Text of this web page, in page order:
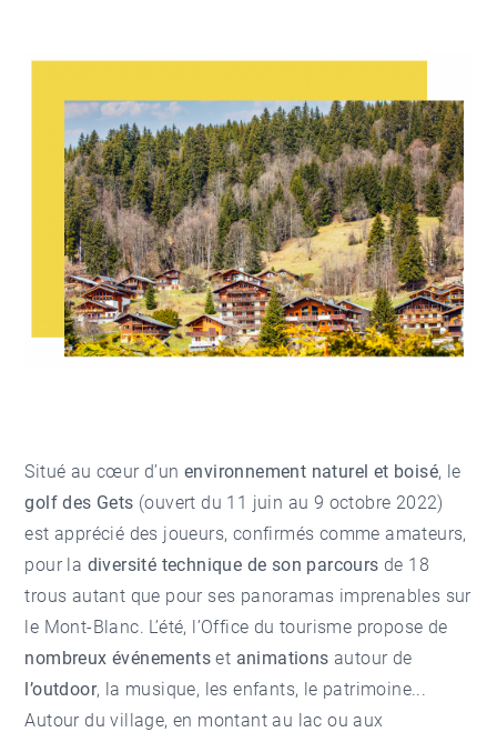
Situé au cœur d’unenvironnement naturel et boisé, le
golf des Gets (ouvert du 11 juin au 9 octobre 2022)
est apprécié des joueurs, confirmés comme amateurs,
pour la diversité technique de son parcours de 18
trous autant que pour ses panoramas imprenables sur
le Mont-Blanc. L’été, l’Office du tourisme propose de
nombreux événements et animations autour de
l’outdoor, la musique, les enfants, le patrimoine...
Autour du village, en montant au lac ou aux